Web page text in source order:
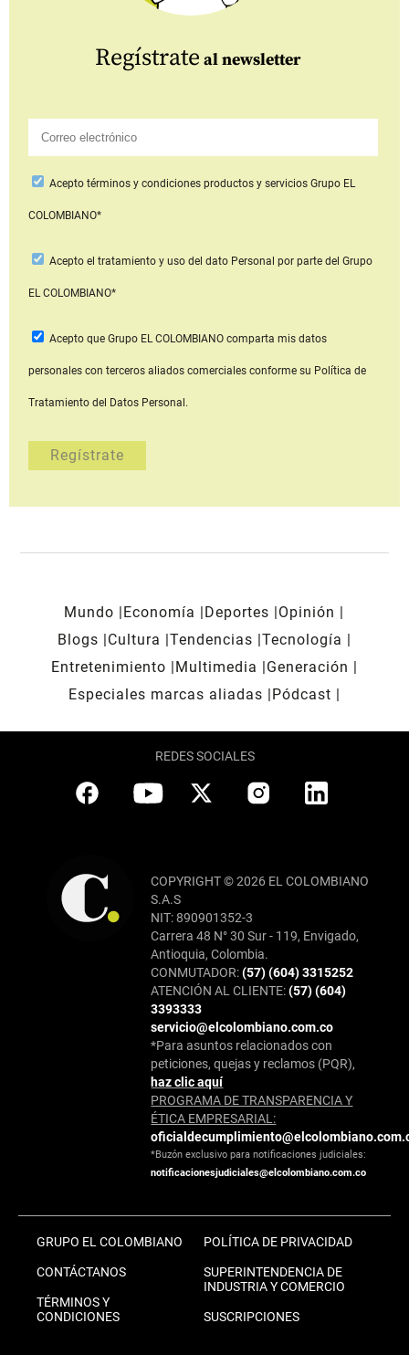
Regístrate al newsletter
Aceptotérminos y condiciones productos y serviciosGrupo EL
COLOMBIANO*
Acepto el tratamiento y uso del dato Personal por parte del Grupo
EL COLOMBIANO*
Acepto que Grupo EL COLOMBIANOcomparta mis datos
personales con terceros aliados comerciales conforme su Política de
Tratamiento del Datos Personal.
Mundo Economía Deportes
Opinión
Blogs
Cultura Tendencias Tecnología
Entretenimiento
Multimedia
Generación
Especiales marcas aliadas
Pódcast
REDES SOCIALES
COPYRIGHT © 2026 EL COLOMBIANO
S.A.S
NIT: 890901352-3
Carrera 48 N° 30 Sur - 119, Envigado,
Antioquia, Colombia.
CONMUTADOR:(57) (604) 3315252
ATENCIÓN AL CLIENTE:(57) (604)
3393333
servicio@elcolombiano.com.co
*Para asuntos relacionados con
peticiones, quejas y reclamos (PQR),
haz clic aquí
PROGRAMA DE TRANSPARENCIA Y
ÉTICA EMPRESARIAL:
*Buzón exclusivo para notificaciones judiciales:
notificacionesjudiciales@elcolombiano.com.co
GRUPO EL COLOMBIANO
CONTÁCTANOS
TÉRMINOS Y
CONDICIONES
POLÍTICA DE PRIVACIDAD
SUPERINTENDENCIA DE
INDUSTRIA Y COMERCIO
SUSCRIPCIONES